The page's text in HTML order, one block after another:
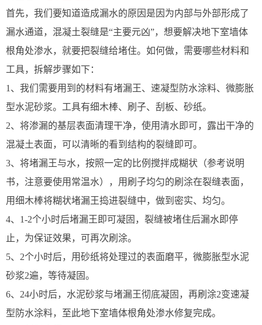
首先，我们要知道造成漏水的原因是因为内部与外部形成了
漏水通道，混凝土裂缝是“主要元凶”，想要解决地下室墙体
根角处渗水，就要把裂缝给堵住。如何做，需要哪些材料和
工具，拆解步骤如下：
1、我们需要用到的材料有堵漏王、速凝型防水涂料、微膨胀
型水泥砂浆。工具有细木棒、刷子、刮板、砂纸。
2、将渗漏的基层表面清理干净，使用清水即可，露出干净的
混凝土表面，可以清晰的看到结构的裂缝即可。
3、将堵漏王与水，按照一定的比例搅拌成糊状（参考说明
书，注意要使用常温水），用刷子均匀的刷涂在裂缝表面，
用细木棒将糊状堵漏王捣进裂缝中，做到密实、均匀。
4、1-2个小时后堵漏王即可凝固，裂缝被堵住后漏水即停
止，为保证效果，可再次刷涂。
5、2个小时后，用砂纸将处理过的表面磨平，微膨胀型水泥
砂浆2遍，等待凝固。
6、24小时后，水泥砂浆与堵漏王彻底凝固，再刷涂2变速凝
型防水涂料，至此地下室墙体根角处渗水修复完成。